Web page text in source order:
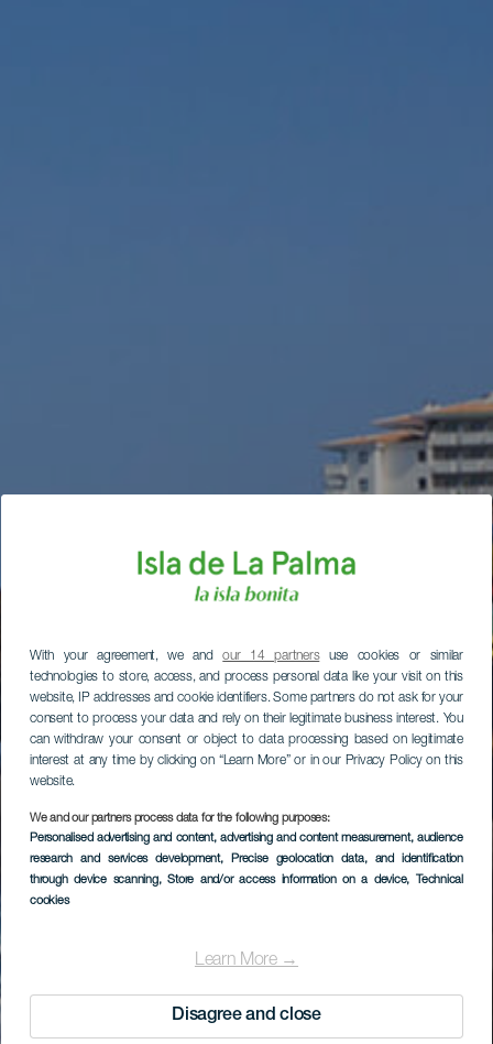
With your agreement, we andour 14 partnersuse cookies or similar
technologies to store, access, and process personal data like your visit on this
website, IP addresses and cookie identifiers. Some partners do not ask for your
consent to process your data and rely on their legitimate business interest. You
can withdraw your consent or object to data processing based on legitimate
interest at any time by clicking on “Learn More” or in our Privacy Policy on this
website.
We and our partners process data for the following purposes:
Personalised advertising and content, advertising and content measurement, audience
research and services development, Precise geolocation data, and identification
through device scanning, Store and/or access information on a device, Technical
cookies
Learn More →
Disagree and close